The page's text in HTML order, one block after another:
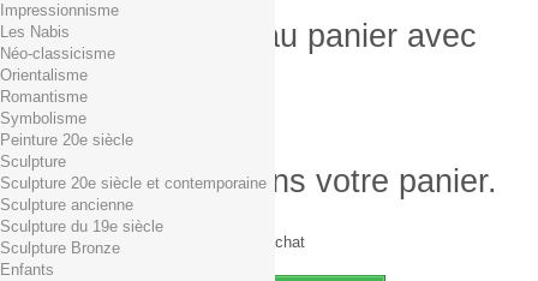
Produit ajouté au panier avec
succès
Quantité
Total
Il y a 1 produit dans votre panier.
Total produits TTC
Frais de port TTC
0,01€ dès 29€ d'achat
Total TTC
Impressionnisme
Les Nabis
Néo-classicisme
Orientalisme
Romantisme
Symbolisme
Peinture 20e siècle
Sculpture
Sculpture 20e siècle et contemporaine
Sculpture ancienne
Sculpture du 19e siècle
Sculpture Bronze
Enfants